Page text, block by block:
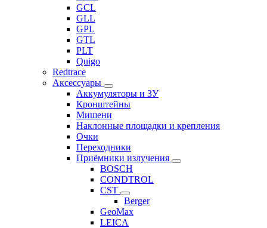
GCL
GLL
GPL
GTL
PLT
Quigo
Redtrace
Аксессуары
Аккумуляторы и ЗУ
Кронштейны
Мишени
Наклонные площадки и крепления
Очки
Переходники
Приёмники излучения
BOSCH
CONDTROL
CST
Berger
GeoMax
LEICA